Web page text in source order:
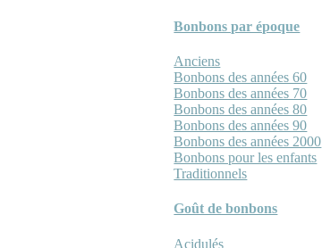
Bonbons par époque
Anciens
Bonbons des années 60
Bonbons des années 70
Bonbons des années 80
Bonbons des années 90
Bonbons des années 2000
Bonbons pour les enfants
Traditionnels
Goût de bonbons
Acidulés